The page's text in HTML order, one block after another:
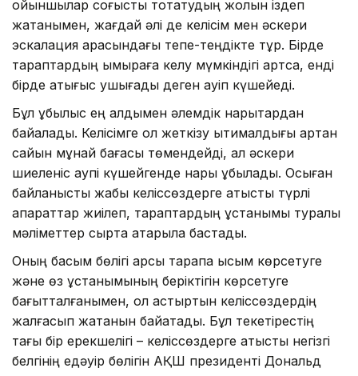
ойыншылар соғысты тоқтатудың жолын іздеп
жатқанымен, жағдай әлі де келісім мен әскери
эскалация арасындағы тепе-теңдікте тұр. Бірде
тараптардың ымыраға келу мүмкіндігі артса, енді
бірде қақтығыс ушығады деген қауіп күшейеді.
Бұл құбылыс ең алдымен әлемдік нарықтардан
байқалады. Келісімге қол жеткізу ықтималдығы артқан
сайын мұнай бағасы төмендейді, ал әскери
шиеленіс қаупі күшейгенде нарық құбылады. Осыған
байланысты жабық келіссөздерге қатысты түрлі
ақпараттар жиілеп, тараптардың ұстанымы туралы
мәліметтер сыртқа ақтарыла бастады.
Оның басым бөлігі қарсы тарапқа қысым көрсетуге
және өз ұстанымының беріктігін көрсетуге
бағытталғанымен, ол астыртын келіссөздердің
жалғасып жатқанын байқатады. Бұл текетірестің
тағы бір ерекшелігі – келіссөздерге қатысты негізгі
белгінің едәуір бөлігін АҚШ президенті Дональд